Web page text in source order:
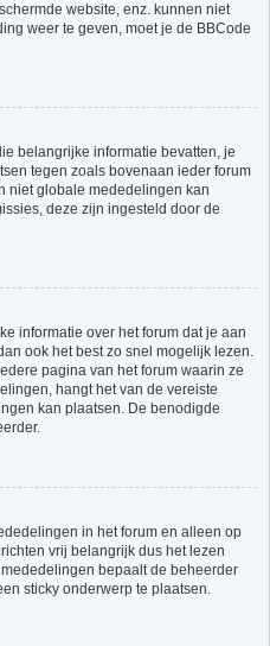
website, enz. kunnen niet
weer te geven, moet je de BBCode
belangrijke informatie bevatten, je
tegen zoals bovenaan ieder forum
niet globale mededelingen kan
deze zijn ingesteld door de
informatie over het forum dat je aan
ook het best zo snel mogelijk lezen.
pagina van het forum waarin ze
hangt het van de vereiste
kan plaatsen. De benodigde
in het forum en alleen op
vrij belangrijk dus het lezen
bepaalt de beheerder
sticky onderwerp te plaatsen.